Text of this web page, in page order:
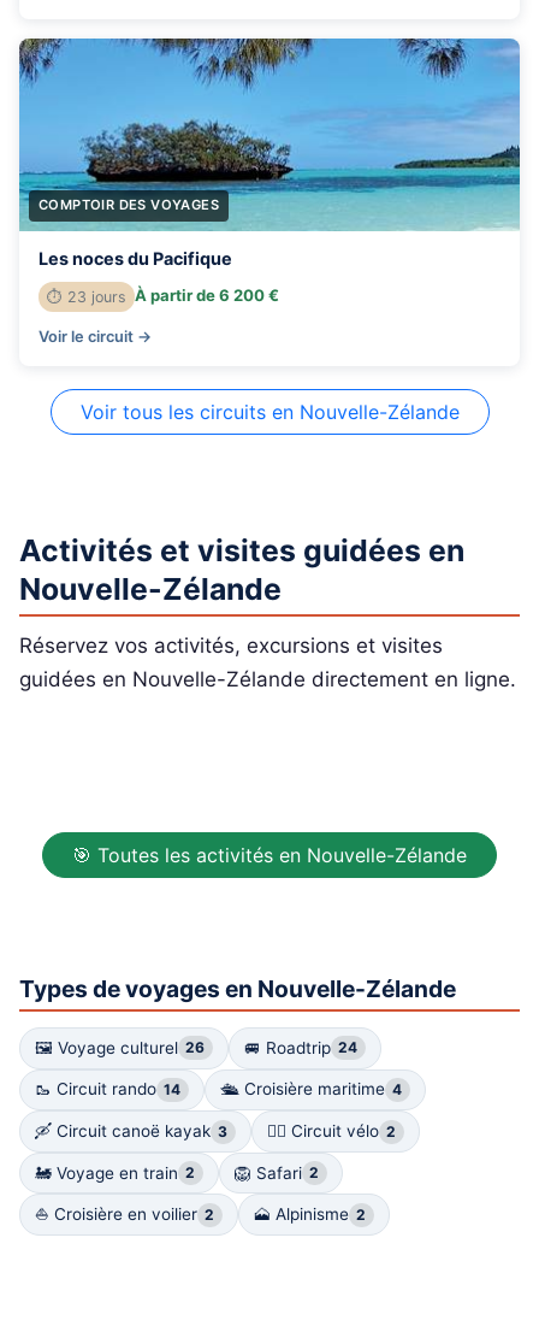
COMPTOIR DES VOYAGES
Les noces du Pacifique
⏱ 23 jours À partir de 6 200 €
Voir le circuit →
Voir tous les circuits en Nouvelle-Zélande
Activités et visites guidées en
Nouvelle-Zélande
Réservez vos activités, excursions et visites
guidées en Nouvelle-Zélande directement en ligne.
🎯 Toutes les activités en Nouvelle-Zélande
Types de voyages en Nouvelle-Zélande
🖼 Voyage culturel 26 🚐 Roadtrip 24
🥾 Circuit rando 14 🛳️ Croisière maritime 4
🛶 Circuit canoë kayak 3 🚴‍♀️ Circuit vélo 2
🚂 Voyage en train 2 🦁 Safari 2
⛵️ Croisière en voilier 2 🗻 Alpinisme 2